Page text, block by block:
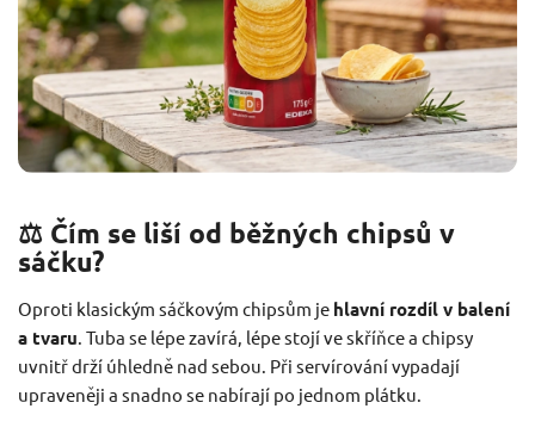
⚖️ Čím se liší od běžných chipsů v
sáčku?
Oproti klasickým sáčkovým chipsům je hlavní rozdíl v balení
a tvaru . Tuba se lépe zavírá, lépe stojí ve skříňce a chipsy
uvnitř drží úhledně nad sebou. Při servírování vypadají
upraveněji a snadno se nabírají po jednom plátku.